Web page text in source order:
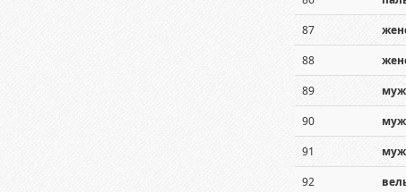
87
88
89
90
91
92